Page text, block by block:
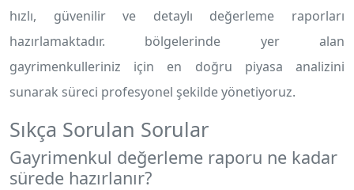
hızlı, güvenilir ve detaylı değerleme raporları
hazırlamaktadır. bölgelerinde yer alan
gayrimenkulleriniz için en doğru piyasa analizini
sunarak süreci profesyonel şekilde yönetiyoruz.
Sıkça Sorulan Sorular
Gayrimenkul değerleme raporu ne kadar
sürede hazırlanır?